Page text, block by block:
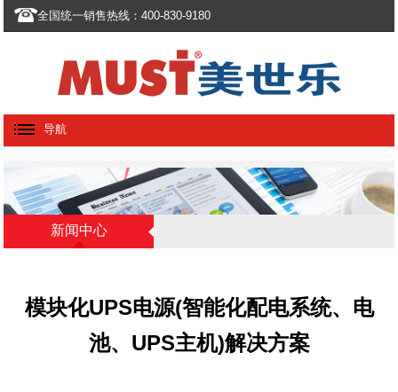
全国统一销售热线：400-830-9180
导航
新闻中心
模块化UPS电源(智能化配电系统、电
池、UPS主机)解决方案